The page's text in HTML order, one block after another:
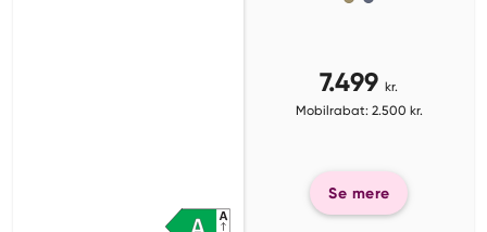
7.499 kr.
Mobilrabat: 2.500 kr.
Se mere